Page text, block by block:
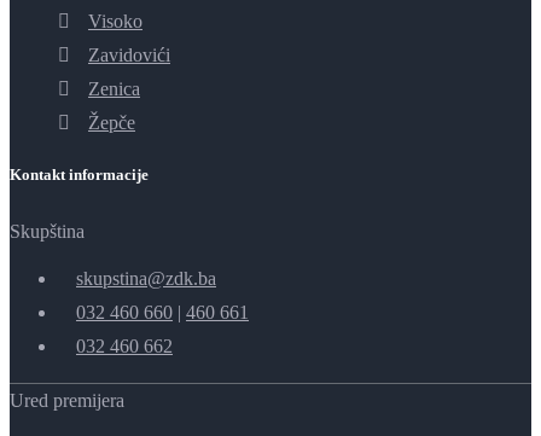
Visoko
Zavidovići
Zenica
Žepče
Kontakt informacije
Skupština
skupstina@zdk.ba
032 460 660 | 460 661
032 460 662
Ured premijera